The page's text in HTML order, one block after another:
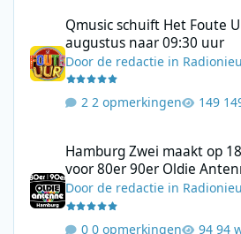
Qmusic schuift Het Foute
augustus naar 09:30 uur
Doorde redactie in
2 opmerkingen
Hamburg Zwei maakt op
voor 80er 90er Oldie
Doorde redactie in
0 opmerkingen 94